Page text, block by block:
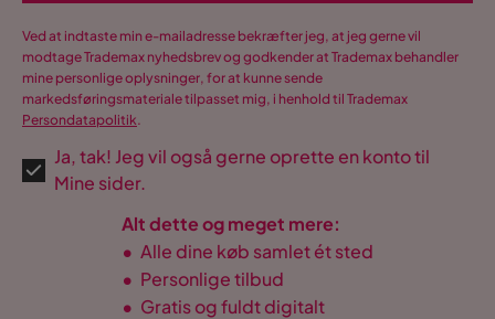
Ved at indtaste min e-mailadresse bekræfter jeg, at jeg gerne vil
modtage Trademax nyhedsbrev og godkender at Trademax behandler
mine personlige oplysninger, for at kunne sende
markedsføringsmateriale tilpasset mig, i henhold til Trademax
Persondatapolitik.
Ja, tak! Jeg vil også gerne oprette en konto til
Mine sider.
Alt dette og meget mere:
• Alle dine køb samlet ét sted
• Personlige tilbud
• Gratis og fuldt digitalt